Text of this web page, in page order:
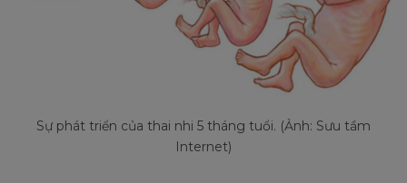
Sự phát triển của thai nhi 5 tháng tuổi. (Ảnh: Sưu tầm
Internet)